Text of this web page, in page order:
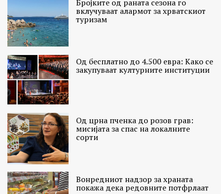
Бројките од раната сезона го
вклучуваат алармот за хрватскиот
туризам
Од бесплатно до 4.500 евра: Како се
закупуваат културните институции
Од црна пченка до розов грав:
мисијата за спас на локалните
сорти
Вонредниот надзор за храната
покажа дека редовните потфрлаат